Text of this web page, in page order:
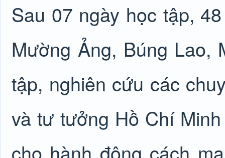
Sau 07 ngày học tập,
Mường Ảng, Búng Lao,
tập, nghiên cứu các
và tư tưởng Hồ Chí
cho hành động cách